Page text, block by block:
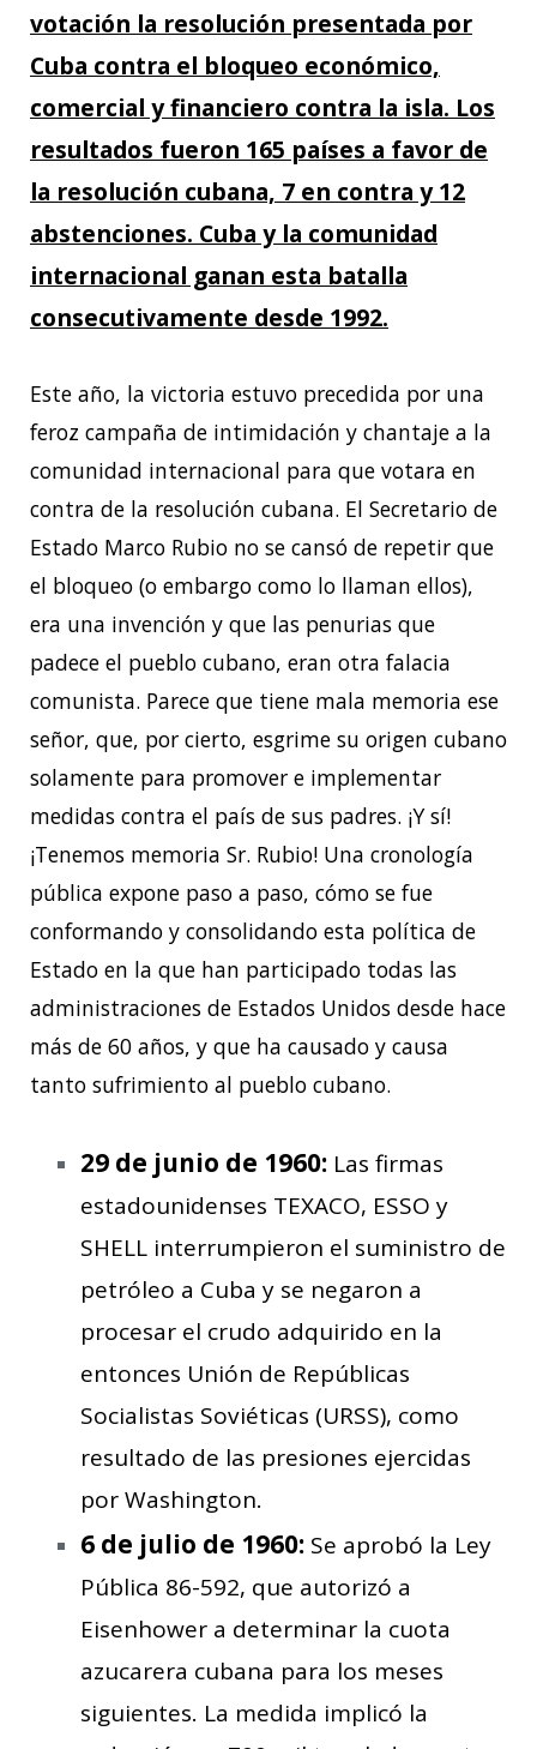
votación la resolución presentada por
Cuba contra el bloqueo económico,
comercial y financiero contra la isla. Los
resultados fueron 165 países a favor de
la resolución cubana, 7 en contra y 12
abstenciones. Cuba y la comunidad
internacional ganan esta batalla
consecutivamente desde 1992.
Este año, la victoria estuvo precedida por una
feroz campaña de intimidación y chantaje a la
comunidad internacional para que votara en
contra de la resolución cubana. El Secretario de
Estado Marco Rubio no se cansó de repetir que
el bloqueo (o embargo como lo llaman ellos),
era una invención y que las penurias que
padece el pueblo cubano, eran otra falacia
comunista. Parece que tiene mala memoria ese
señor, que, por cierto, esgrime su origen cubano
solamente para promover e implementar
medidas contra el país de sus padres. ¡Y sí!
¡Tenemos memoria Sr. Rubio! Una cronología
pública expone paso a paso, cómo se fue
conformando y consolidando esta política de
Estado en la que han participado todas las
administraciones de Estados Unidos desde hace
más de 60 años, y que ha causado y causa
tanto sufrimiento al pueblo cubano.
29 de junio de 1960: Las firmas
estadounidenses TEXACO, ESSO y
SHELL interrumpieron el suministro de
petróleo a Cuba y se negaron a
procesar el crudo adquirido en la
entonces Unión de Repúblicas
Socialistas Soviéticas (URSS), como
resultado de las presiones ejercidas
por Washington.
6 de julio de 1960: Se aprobó la Ley
Pública 86-592, que autorizó a
Eisenhower a determinar la cuota
azucarera cubana para los meses
siguientes. La medida implicó la